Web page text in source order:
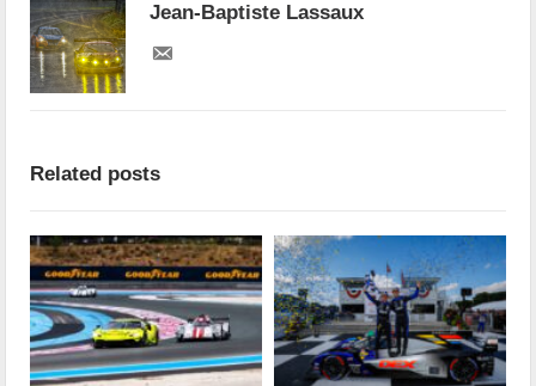
Jean-Baptiste Lassaux
Related posts